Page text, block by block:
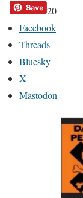
20
Facebook
Threads
Bluesky
X
Mastodon